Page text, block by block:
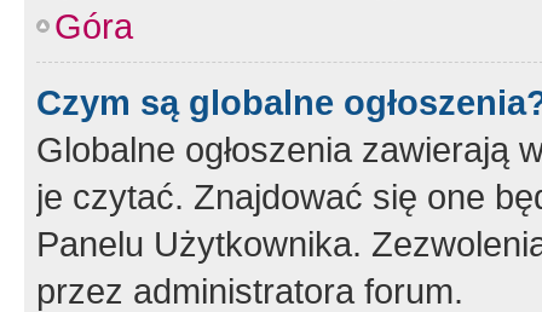
Góra
Czym są globalne
Globalne ogłoszenia zawierają
je czytać. Znajdować się one
Panelu Użytkownika.
przez administratora forum.